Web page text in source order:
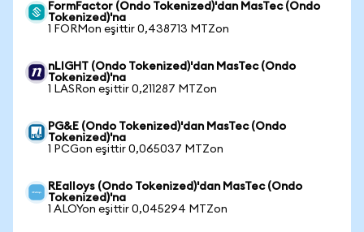
FormFactor (Ondo Tokenized)'dan MasTec (Ondo
Tokenized)'na
1 FORMon eşittir 0,438713 MTZon
nLIGHT (Ondo Tokenized)'dan MasTec (Ondo
Tokenized)'na
1 LASRon eşittir 0,211287 MTZon
PG&E (Ondo Tokenized)'dan MasTec (Ondo
Tokenized)'na
1 PCGon eşittir 0,065037 MTZon
REalloys (Ondo Tokenized)'dan MasTec (Ondo
Tokenized)'na
1 ALOYon eşittir 0,045294 MTZon